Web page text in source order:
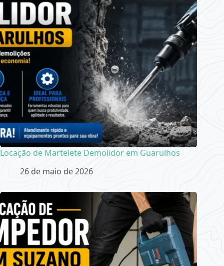
Locação de Martelete Demolidor em Guarulhos
26 de maio de 2026